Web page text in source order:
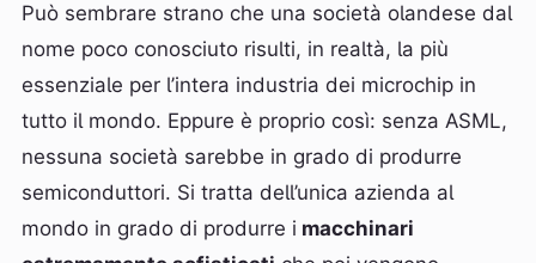
Può sembrare strano che una società olandese dal
nome poco conosciuto risulti, in realtà, la più
essenziale per l’intera industria dei microchip in
tutto il mondo. Eppure è proprio così: senza ASML,
nessuna società sarebbe in grado di produrre
semiconduttori. Si tratta dell’unica azienda al
mondo in grado di produrre i macchinari